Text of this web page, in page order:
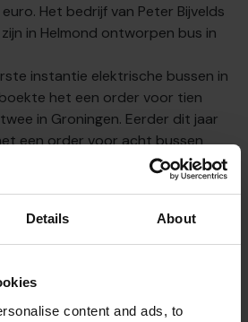
Details About
content and ads, to
Het bedrijf van Peter Bijvelds
in Helmond ontworpen bus in
instantie elektrische bussen in
het een order voor tien
in Groningen. Eerder dit jaar
een order voor acht bussen
in Parijs in opdracht van
Twitter WhatsApp